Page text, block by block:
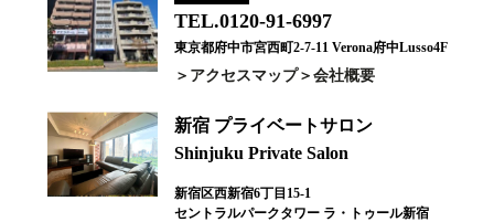
TEL.0120-91-6997
東京都府中市宮西町2-7-11 Verona府中Lusso4F
アクセスマップ 会社概要
新宿 プライベートサロン
Shinjuku Private Salon
新宿区西新宿6丁目15-1
セントラルパークタワー ラ・トゥール新宿